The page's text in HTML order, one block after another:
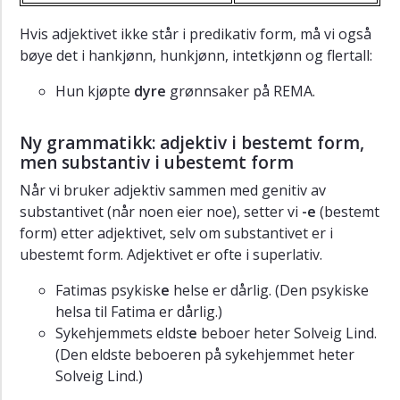
Hvis adjektivet ikke står i predikativ form, må vi også
bøye det i hankjønn, hunkjønn, intetkjønn og flertall:
Hun kjøpte dyre grønnsaker på REMA.
Ny grammatikk: adjektiv i bestemt form,
men substantiv i ubestemt form
Når vi bruker adjektiv sammen med genitiv av
substantivet (når noen eier noe), setter vi -e (bestemt
form) etter adjektivet, selv om substantivet er i
ubestemt form. Adjektivet er ofte i superlativ.
Fatimas psykiske helse er dårlig. (Den psykiske
helsa til Fatima er dårlig.)
Sykehjemmets eldste beboer heter Solveig Lind.
(Den eldste beboeren på sykehjemmet heter
Solveig Lind.)